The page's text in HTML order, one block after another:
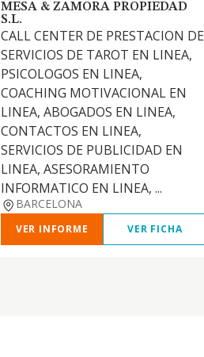
MESA & ZAMORA PROPIEDAD
S.L.
CALL CENTER DE PRESTACION DE
SERVICIOS DE TAROT EN LINEA,
PSICOLOGOS EN LINEA,
COACHING MOTIVACIONAL EN
LINEA, ABOGADOS EN LINEA,
CONTACTOS EN LINEA,
SERVICIOS DE PUBLICIDAD EN
LINEA, ASESORAMIENTO
INFORMATICO EN LINEA, ...
BARCELONA
VER INFORME VER FICHA